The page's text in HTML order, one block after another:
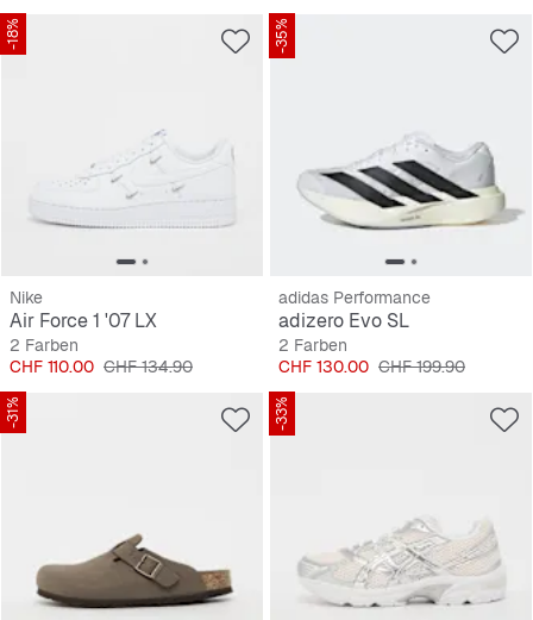
-18%
Nike
Air Force 1 '07 LX
2 Farben
Preis
CHF 110.00 Originalpreis
CHF 134.90
-35%
adidas Performance
adizero Evo SL
2 Farben
Preis
CHF 130.00 Originalpreis
CHF 199.90
-31% -33%